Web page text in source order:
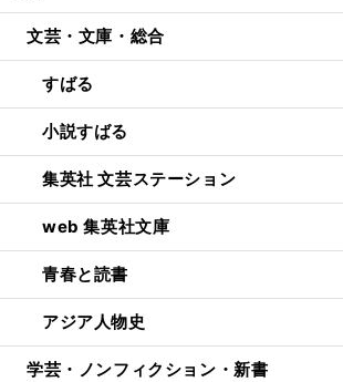
文芸・文庫・総合
すばる
小説すばる
集英社 文芸ステーション
web 集英社文庫
青春と読書
アジア人物史
学芸・ノンフィクション・新書